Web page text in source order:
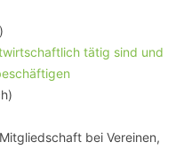
tätig sind und
bei Vereinen,